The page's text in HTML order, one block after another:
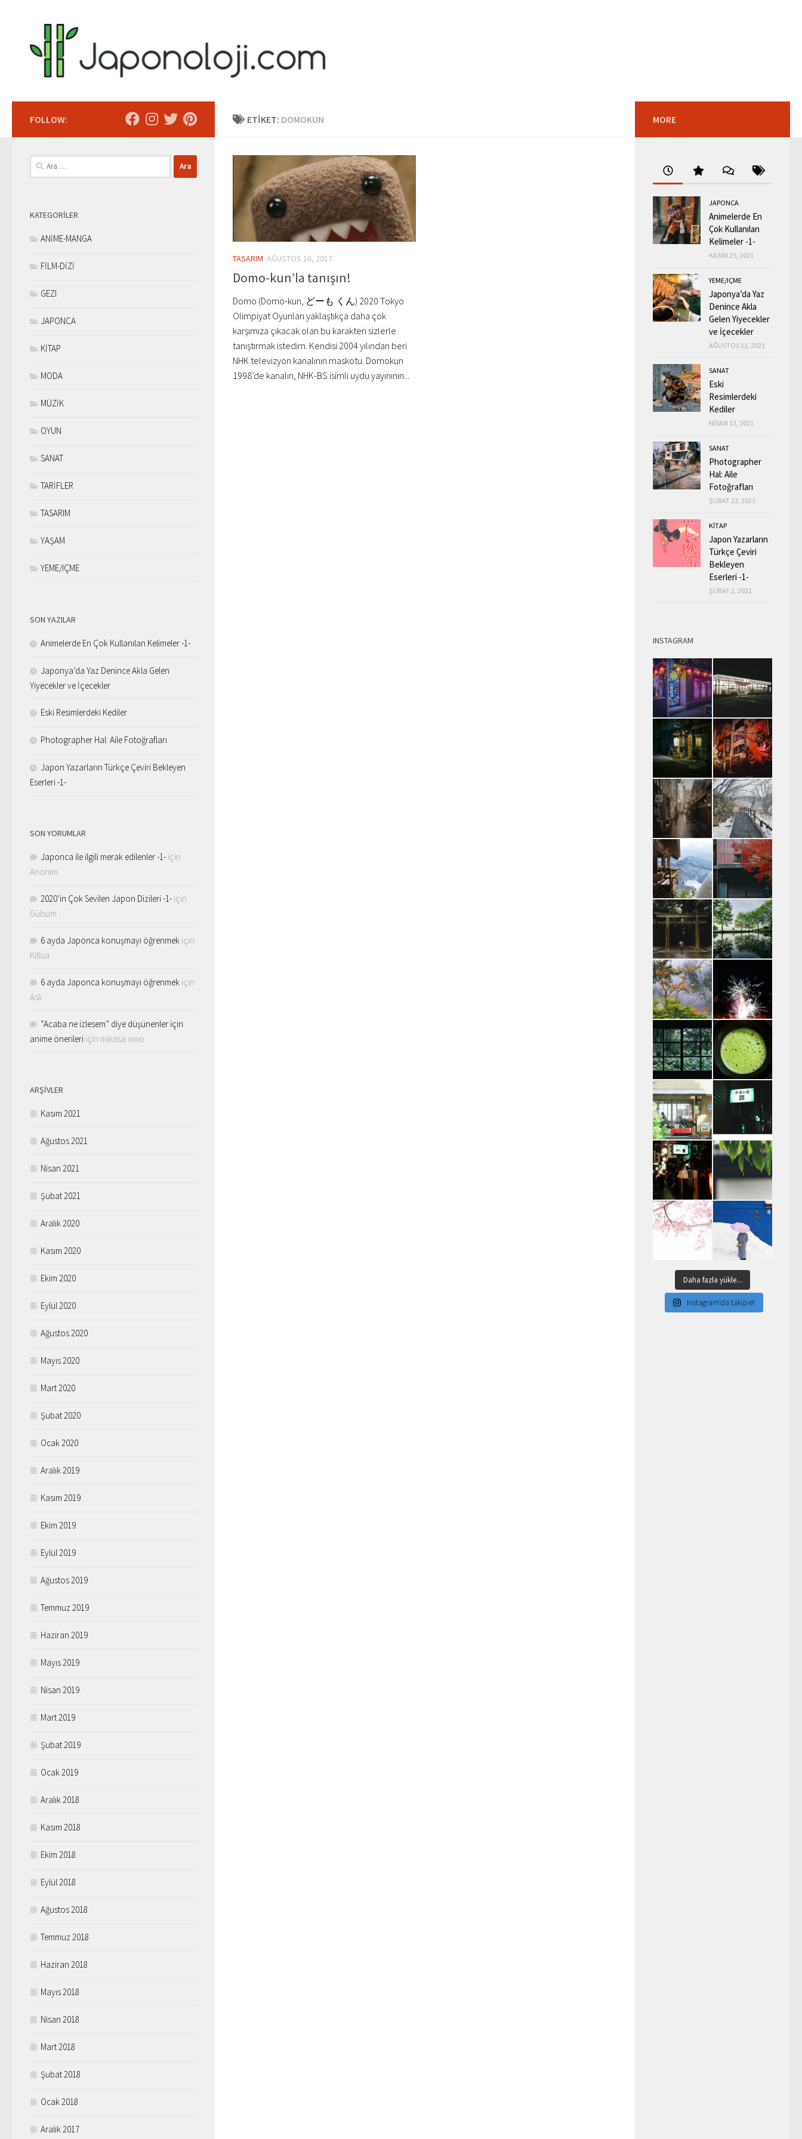
ETIKET: DOMOKUN
TASARIM AĞUSTOS 16, 2017
Domo-kun’la tanışın!
Domo (Domo-kun, どーも くん) 2020 Tokyo
Olimpiyat Oyunları yaklaştıkça daha çok
karşımıza çıkacak olan bu karakteri sizlerle
tanıştırmak istedim. Kendisi 2004 yılından beri
NHK televizyon kanalının maskotu. Domokun
1998’de kanalın, NHK-BS isimli uydu yayınının...
FOLLOW:
Arama:
KATEGORILER
ANİME-MANGA
FİLM-DİZİ
GEZI
JAPONCA
KİTAP
MODA
MÜZİK
OYUN
SANAT
TARİFLER
TASARIM
YAŞAM
YEME/IÇME
SON YAZILAR
Animelerde En Çok Kullanılan Kelimeler -1-
Japonya’da Yaz Denince Akla Gelen
Yiyecekler ve İçecekler
Eski Resimlerdeki Kediler
Photographer Hal: Aile Fotoğrafları
Japon Yazarların Türkçe Çeviri Bekleyen
Eserleri -1-
SON YORUMLAR
Japonca ile ilgili merak edilenler -1- için
Anonim
2020’in Çok Sevilen Japon Dizileri -1- için
Gülsüm
6 ayda Japonca konuşmayı öğrenmek için
Killua
6 ayda Japonca konuşmayı öğrenmek için
Aslı
“Acaba ne izlesem” diye düşünenler için
anime önerileri için mikasa owo
ARŞIVLER
Kasım 2021
Ağustos 2021
Nisan 2021
Şubat 2021
Aralık 2020
Kasım 2020
Ekim 2020
Eylül 2020
Ağustos 2020
Mayıs 2020
Mart 2020
Şubat 2020
Ocak 2020
Aralık 2019
Kasım 2019
Ekim 2019
Eylül 2019
Ağustos 2019
Temmuz 2019
Haziran 2019
Mayıs 2019
Nisan 2019
Mart 2019
Şubat 2019
Ocak 2019
Aralık 2018
Kasım 2018
Ekim 2018
Eylül 2018
Ağustos 2018
Temmuz 2018
Haziran 2018
Mayıs 2018
Nisan 2018
Mart 2018
Şubat 2018
Ocak 2018
Aralık 2017
MORE
JAPONCA
Animelerde En
Çok Kullanılan
Kelimeler -1-
KASIM 25, 2021
YEME/IÇME
Japonya’da Yaz
Denince Akla
Gelen Yiyecekler
ve İçecekler
AĞUSTOS 13, 2021
SANAT
Eski
Resimlerdeki
Kediler
NISAN 13, 2021
SANAT
Photographer
Hal: Aile
Fotoğrafları
ŞUBAT 23, 2021
KİTAP
Japon Yazarların
Türkçe Çeviri
Bekleyen
Eserleri -1-
ŞUBAT 2, 2021
INSTAGRAM
Daha fazla yükle...
Instagram'da takip et